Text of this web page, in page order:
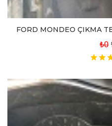
FORD MONDEO ÇIKMA
₺0